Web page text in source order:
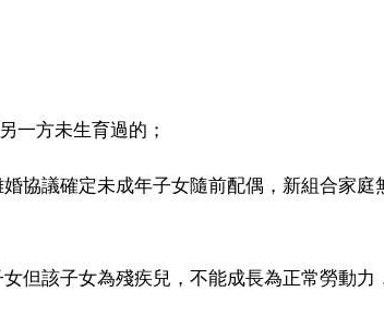
一方未生育過的；
協議確定未成年子女隨前配偶，新組合家庭
但該子女為殘疾兒，不能成長為正常勞動力